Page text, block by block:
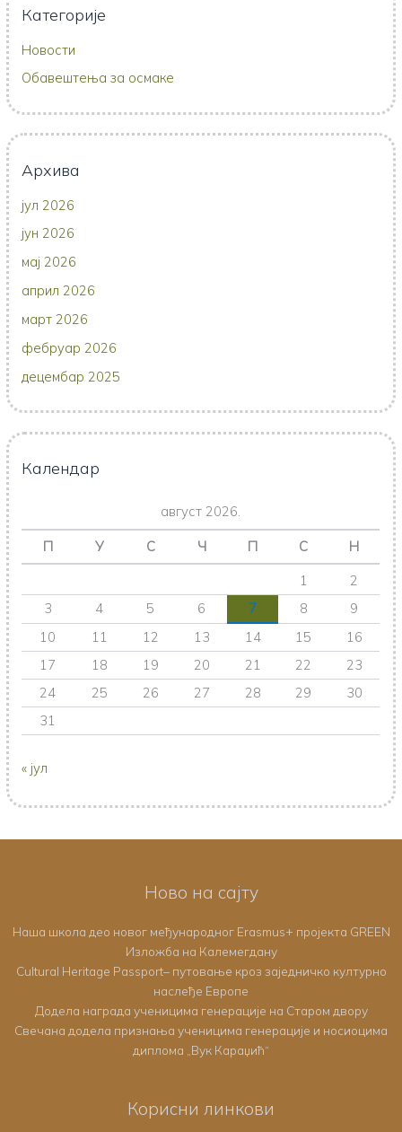
Категорије
Новости
Обавештења за осмаке
Архива
јул 2026
јун 2026
мај 2026
април 2026
март 2026
фебруар 2026
децембар 2025
Календар
август 2026.
П У С Ч П С
Н
1
2
3
4 5 6 7 8
9
10
11 12 13 14 15
16
17
18 19 20 21 22
23
24
25 26 27 28 29
30
31
« јул
Ново на сајту
Наша школа део новог међународног Erasmus+ пројекта GREEN
Изложба на Калемегдану
Cultural Heritage Passport– путовање кроз заједничко културно
наслеђе Европе
Додела награда ученицима генерације на Старом двору
Свечана додела признања ученицима генерације и носиоцима
диплома „Вук Караџић“
Корисни линкови